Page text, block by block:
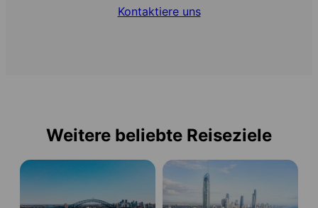
Kontaktiere uns
Weitere beliebte Reiseziele